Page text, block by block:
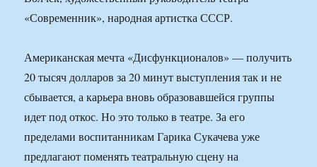
«Современник», народная артистка СССР.
Американская мечта «Дисфункционалов» — получить
20 тысяч долларов за 20 минут выступления так и не
сбывается, а карьера вновь образовавшейся группы
идет под откос. Но это только в театре. За его
пределами воспитанникам Гарика Сукачева уже
предлагают поменять театральную сцену на